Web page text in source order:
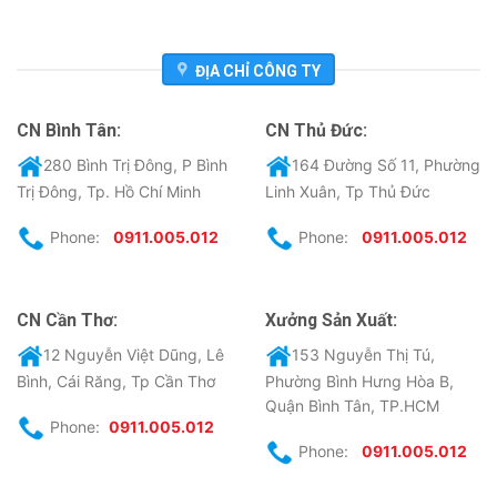
ĐỊA CHỈ CÔNG TY
CN Bình Tân:
280 Bình Trị Đông, P Bình
Trị Đông, Tp. Hồ Chí Minh
Phone: 0911.005.012
CN Thủ Đức:
164 Đường Số 11, Phường
Linh Xuân, Tp Thủ Đức
Phone: 0911.005.012
CN Cần Thơ:
12 Nguyễn Việt Dũng, Lê
Bình, Cái Răng, Tp Cần Thơ
Phone: 0911.005.012
Xưởng Sản Xuất:
153 Nguyễn Thị Tú,
Phường Bình Hưng Hòa B,
Quận Bình Tân, TP.HCM
Phone: 0911.005.012